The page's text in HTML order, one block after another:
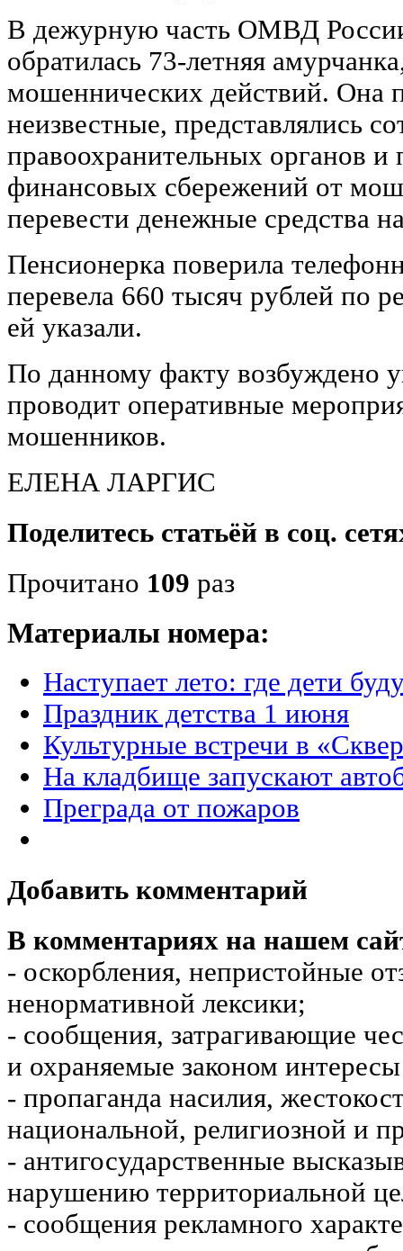
В дежурную часть ОМВД
обратилась 73-летняя
мошеннических действий. Она
неизвестные, представлялись
правоохранительных органов
финансовых сбережений от
перевести денежные средства
Пенсионерка поверила
перевела 660 тысяч рублей по
ей указали.
По данному факту возбуждено
проводит оперативные
мошенников.
ЕЛЕНА ЛАРГИС
Поделитесь статьёй в соц.
Прочитано 109 раз
Материалы номера:
Наступает лето: где дети
Праздник детства 1 июня
Культурные встречи в
На кладбище запускают
Преграда от пожаров
Добавить комментарий
В комментариях на нашем
- оскорбления, непристойные
ненормативной лексики;
- сообщения, затрагивающие
и охраняемые законом
- пропаганда насилия,
национальной, религиозной и
- антигосударственные
нарушению территориальной
- сообщения рекламного